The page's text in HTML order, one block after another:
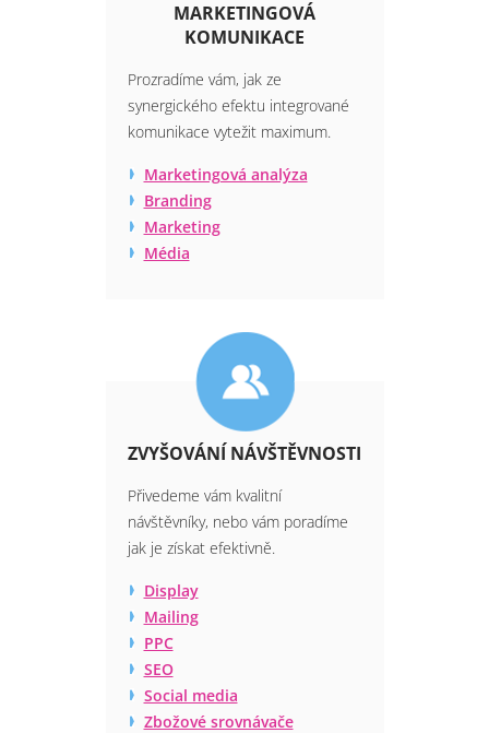
MARKETINGOVÁ
KOMUNIKACE
Prozradíme vám, jak ze
synergického efektu integrované
komunikace vytežit maximum.
Marketingová analýza
Branding
Marketing
Média
ZVYŠOVÁNÍ NÁVŠTĚVNOSTI
Přivedeme vám kvalitní
návštěvníky, nebo vám poradíme
jak je získat efektivně.
Display
Mailing
PPC
SEO
Social media
Zbožové srovnávače